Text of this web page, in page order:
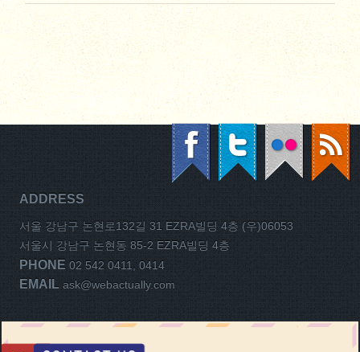
ADDRESS
서울 강남구 논현로132길 31 EZRA빌딩 4층 (우)06053
서울시 강남구 논현동 85-2 EZRA빌딩 4층
PHONE 02 542 0411, 0414
EMAIL ask@webactually.com